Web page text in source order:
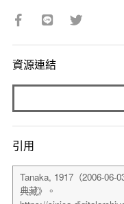
資源連結
引用